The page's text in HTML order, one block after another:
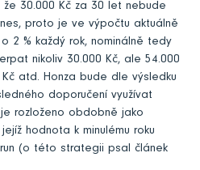
30.000 Kč za 30 let nebude
proto je ve výpočtu aktuálně
2 % každý rok, nominálně tedy
nikoliv 30.000 Kč, ale 54.000
atd. Honza bude dle výsledku
doporučení využívat
rozloženo obdobně jako
hodnota k minulému roku
(o této strategii psal článek